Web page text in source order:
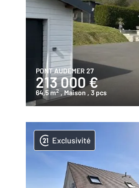
PONT AUDEMER 27
213 000 €
64,5 m2 , Maison , 3 pcs
Exclusivité